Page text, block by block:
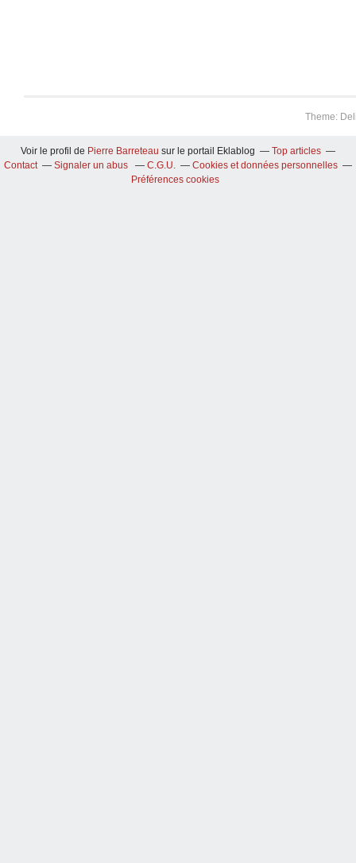
Theme:
Voir le profil de Pierre Barreteau sur le portail Eklablog
Top articles
Contact
Signaler un abus C.G.U.
Cookies et données personnelles
Préférences cookies